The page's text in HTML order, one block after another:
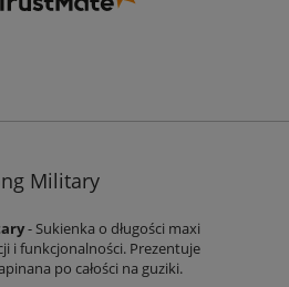
Military
- Sukienka o długości maxi
i funkcjonalności. Prezentuje
po całości na guziki.